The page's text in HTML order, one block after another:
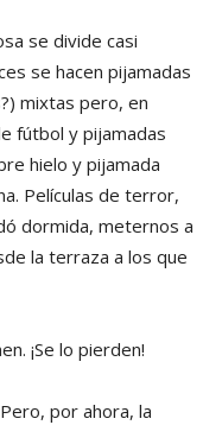
se divide casi
se hacen pijamadas
mixtas pero, en
fútbol y pijamadas
hielo y pijamada
Películas de terror,
dormida, meternos a
la terraza a los que
¡Se lo pierden!
por ahora, la